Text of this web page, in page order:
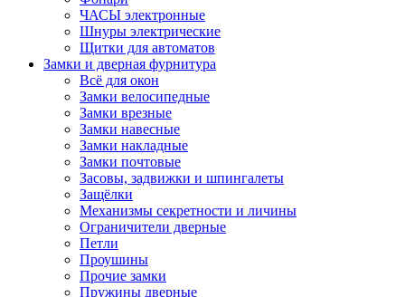
ЧАСЫ электронные
Шнуры электрические
Щитки для автоматов
Замки и дверная фурнитура
Всё для окон
Замки велосипедные
Замки врезные
Замки навесные
Замки накладные
Замки почтовые
Засовы, задвижки и шпингалеты
Защёлки
Механизмы секретности и личины
Ограничители дверные
Петли
Проушины
Прочие замки
Пружины дверные